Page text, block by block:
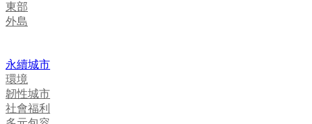
東部
外島
永續城市
環境
韌性城市
社會福利